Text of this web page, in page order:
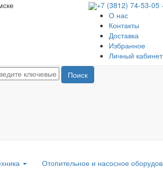
+7 (3812) 74-53-05
О нас
Контакты
Доставка
Избранное
Личный кабинет
Поиск
Отопительное и насосное